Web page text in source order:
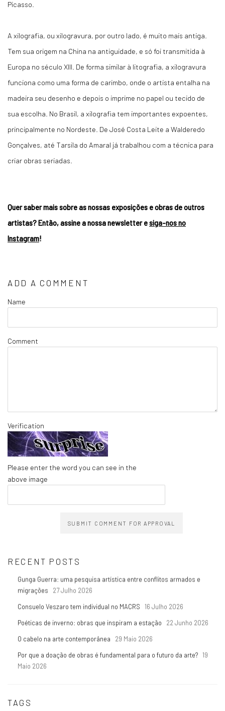
Picasso.
A xilografia, ou xilogravura, por outro lado, é muito mais antiga.
Tem sua origem na China na antiguidade, e só foi transmitida à
Europa no século XIII. De forma similar à litografia, a xilogravura
funciona como uma forma de carimbo, onde o artista entalha na
madeira seu desenho e depois o imprime no papel ou tecido de
sua escolha. No Brasil, a xilografia tem importantes expoentes,
principalmente no Nordeste. De José Costa Leite a Walderedo
Gonçalves, até Tarsila do Amaral já trabalhou com a técnica para
criar obras seriadas.
Quer saber mais sobre as nossas exposições e obras de outros
artistas? Então, assine a nossa newsletter esiga-nos no
Instagram!
ADD A COMMENT
Name
Comment
Verification
Please enter the word you can see in the
above image
SUBMIT COMMENT FOR APPROVAL
RECENT POSTS
Gunga Guerra: uma pesquisa artística entre conflitos armados e
migrações
27 Julho 2026
Consuelo Veszaro tem individual no MACRS
16 Julho 2026
Poéticas de inverno: obras que inspiram a estação
22 Junho 2026
O cabelo na arte contemporânea
29 Maio 2026
Por que a doação de obras é fundamental para o futuro da arte? 19
Maio 2026
TAGS